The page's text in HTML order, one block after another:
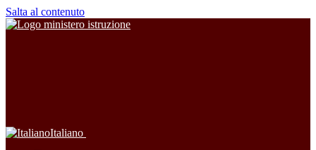
Salta al contenuto
Italiano